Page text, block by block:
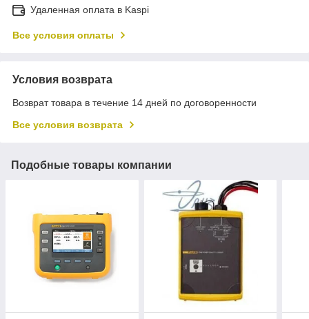
Удаленная оплата в Kaspi
Все условия оплаты
Условия возврата
Возврат товара в течение 14 дней по договоренности
Все условия возврата
Подобные товары компании